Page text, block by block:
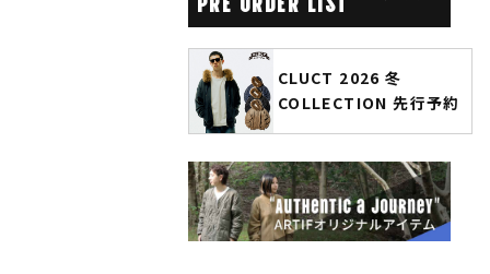
CLUCT 2026 冬
COLLECTION 先行予約
ソーマ
先行予